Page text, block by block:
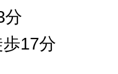
17分